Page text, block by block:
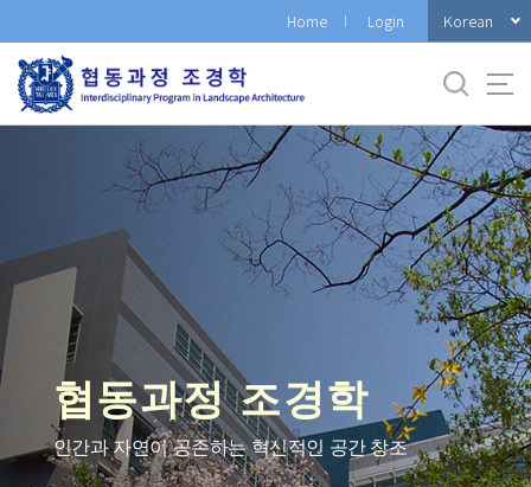
로
메
Home Login Korean
협동과정 조경학
인간과 자연이 공존하는 혁신적인 공간 창조